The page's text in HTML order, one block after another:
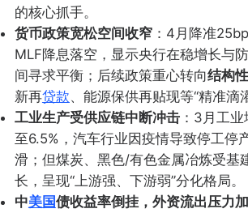
的核心抓手。
货币政策宽松空间收窄：4月降准
MLF降息落空，显示央行在稳增长与
间寻求平衡；后续政策重心转向结构
新再贷款、能源保供再贴现等“精准滴
工业生产受供应链中断冲击：3月工业
至6.5%，汽车行业因疫情导致停工停
滑；但煤炭、黑色/有色金属冶炼受基
长，呈现“上游强、下游弱”分化格局。
中美国债收益率倒挂，外资流出压力